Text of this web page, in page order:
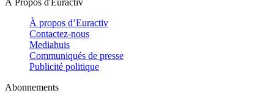
À Propos d'Euractiv
À propos d’Euractiv
Contactez-nous
Mediahuis
Communiqués de presse
Publicité politique
Abonnements